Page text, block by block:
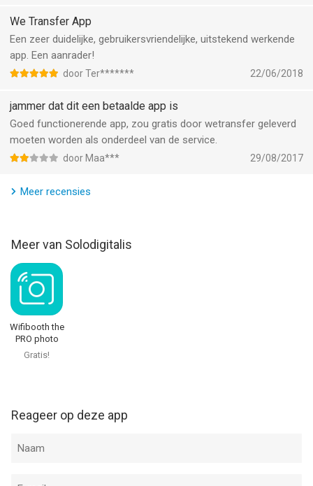
We Transfer App
Een zeer duidelijke, gebruikersvriendelijke, uitstekend werkende
app. Een aanrader!
door Ter******* 22/06/2018
jammer dat dit een betaalde app is
Goed functionerende app, zou gratis door wetransfer geleverd
moeten worden als onderdeel van de service.
door Maa*** 29/08/2017
Meer recensies
Meer van Solodigitalis
Wifibooth the
PRO photo
booth
Gratis!
Reageer op deze app